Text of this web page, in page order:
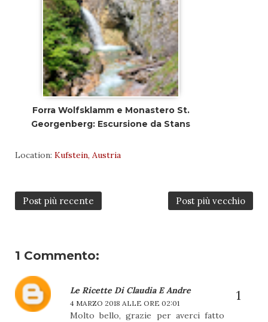
Forra Wolfsklamm e Monastero St.
Georgenberg: Escursione da Stans
Location: Kufstein, Austria
Post più recente Post più vecchio
1 Commento:
Le Ricette Di Claudia E Andre
4 MARZO 2018 ALLE ORE 02:01
Molto bello, grazie per averci fatto